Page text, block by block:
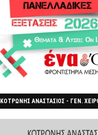
ΚΟΤΡΩΝΗΣ ΑΝΑΣΤΑΣΙΟΣ - ΓΕΝ.